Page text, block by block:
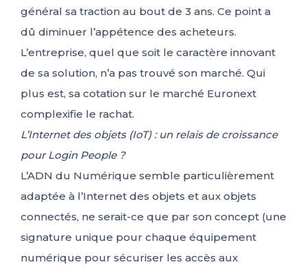
général sa traction au bout de 3 ans. Ce point a
dû diminuer l’appétence des acheteurs.
L’entreprise, quel que soit le caractère innovant
de sa solution, n’a pas trouvé son marché. Qui
plus est, sa cotation sur le marché Euronext
complexifie le rachat.
L’Internet des objets (IoT) : un relais de croissance
pour Login People ?
L’ADN du Numérique semble particulièrement
adaptée à l’Internet des objets et aux objets
connectés, ne serait-ce que par son concept (une
signature unique pour chaque équipement
numérique pour sécuriser les accès aux